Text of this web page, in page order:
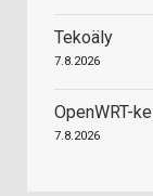
Tekoäly
7.8.2026
OpenWRT-
7.8.2026